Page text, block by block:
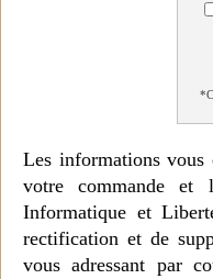
Les informations vous
votre commande et
Informatique et
rectification et de
vous adressant par